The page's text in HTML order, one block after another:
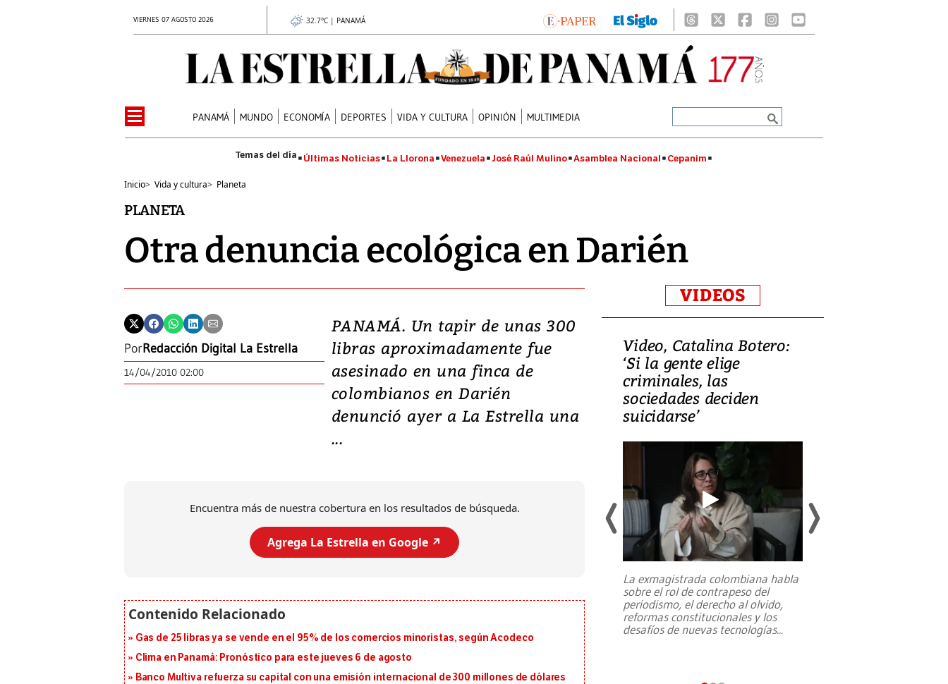
VIERNES 07 AGOSTO 2026 32.7°C | PANAMÁ
PANAMÁ MUNDO ECONOMÍA DEPORTES VIDA Y CULTURA OPINIÓN MULTIMEDIA
Últimas Noticias La Llorona Venezuela José Raúl Mulino Asamblea Nacional Cepanim
Inicio> Vida y cultura> Planeta
PLANETA
Otra denuncia ecológica en Darién
PorRedacción Digital La Estrella
14/04/2010 02:00
PANAMÁ. Un tapir de unas 300
libras aproximadamente fue
asesinado en una finca de
colombianos en Darién
denunció ayer a La Estrella una
...
Encuentra más de nuestra cobertura en los resultados de búsqueda.
Agrega La Estrella en Google ↗️
Gas de 25 libras ya se vende en el 95% de los comercios minoristas, según Acodeco
Clima en Panamá: Pronóstico para este jueves 6 de agosto
Banco Multiva refuerza su capital con una emisión internacional de 300 millones de dólares
VIDEOS
Video, Japón: Terremoto
deja heridos y graves
daños en Kumamoto
Un fuerte terremoto de magnitud
7,1 se registró este martes 28 de
Video, Catalina Botero:
‘Si la gente elige
criminales, las
sociedades deciden
suicidarse’
La exmagistrada colombiana habla
sobre el rol de contrapeso del
periodismo, el derecho al olvido,
reformas constitucionales y los
desafíos de nuevas tecnologías...